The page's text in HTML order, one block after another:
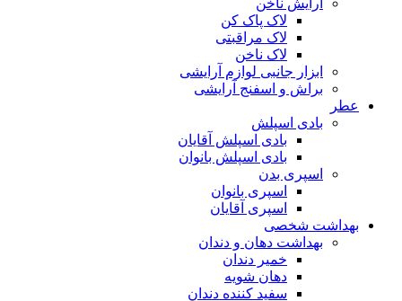
آرایش ناخن
لاک پاک کن
لاک مراقبتی
لاک ناخن
ابزار جانبی لوازم آرایشی
براش و اسفنج آرایشی
عطر
بادی اسپلش
بادی اسپلش آقایان
بادی اسپلش بانوان
اسپری بدن
اسپری بانوان
اسپری آقایان
بهداشت شخصی
بهداشت دهان و دندان
خمیر دندان
دهان شویه
سفید کننده دندان